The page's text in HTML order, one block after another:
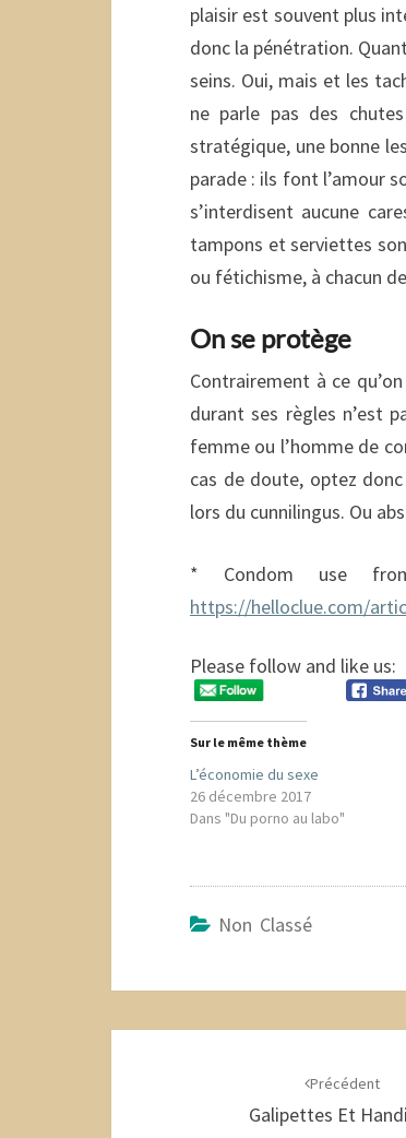
plaisir est souvent plus
donc la pénétration.
seins. Oui, mais et les
ne parle pas des
stratégique, une bonne
parade : ils font l’amour
s’interdisent aucune
tampons et serviettes
ou fétichisme, à chacun
On se protège
Contrairement à ce
durant ses règles n’est
femme ou l’homme de
cas de doute, optez
lors du cunnilingus. Ou
* Condom use
https://helloclue.com/
Please follow and like us:
Sur le même thème
L’économie du sexe
26 décembre 2017
Dans "Du porno au labo"
Non Classé
Précédent
Galipettes Et